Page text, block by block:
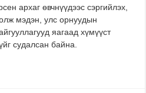
архаг өвчнүүдээс сэргийлэх,
мэдэн, улс орнуудын
яагаад хүмүүст
судалсан байна.